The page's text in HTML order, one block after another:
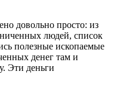
довольно просто: из
людей, список
полезные ископаемые
денег там и
Эти деньги